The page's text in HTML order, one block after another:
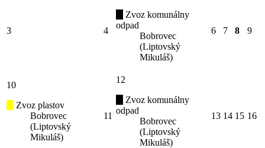
3 4
Zvoz komunálny
odpad
Bobrovec
(Liptovský
Mikuláš)
6 7 8 9
10
Zvoz plastov
Bobrovec
(Liptovský
Mikuláš)
11
12
Zvoz komunálny
odpad
Bobrovec
(Liptovský
Mikuláš)
13 14 15 16